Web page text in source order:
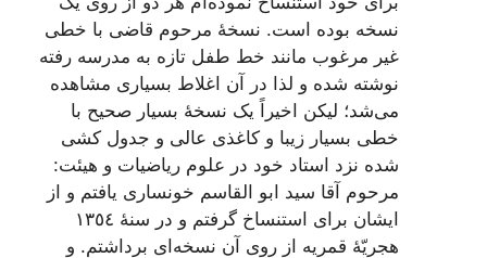
نسخه بوده است. نسخۀ مرحوم قاضى با خطى
غیر مرغوب مانند خط طفل تازه به مدرسه رفته
نوشته شده و لذا در آن اغلاط بسیارى مشاهده
مى‌شد؛ لیکن اخیراً یک نسخۀ بسیار صحیح با
خطى بسیار زیبا و کاغذى عالى و جدول کشى
شده نزد استاد خود در علوم ریاضیات و هیئت:
مرحوم آقا سید ابو القاسم خونسارى یافتم و از
ایشان براى استنساخ گرفتم و در سنۀ ١٣٥٤
هجریّۀ قمریه از روى آن نسخه‌اى برداشتم. و